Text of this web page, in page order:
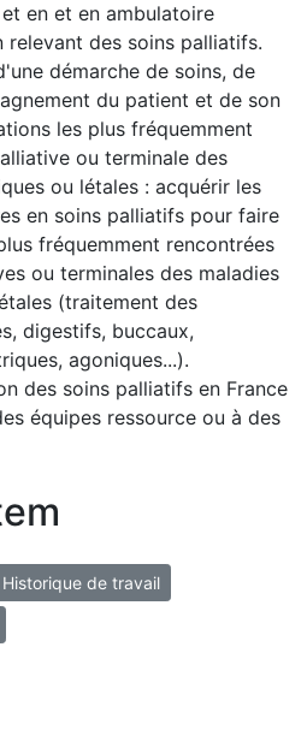
en et en ambulatoire
des soins palliatifs.
démarche de soins, de
du patient et de son
les plus fréquemment
ou terminale des
ou létales : acquérir les
en soins palliatifs pour faire
fréquemment rencontrées
ou terminales des maladies
(traitement des
digestifs, buccaux,
agoniques...).
des soins palliatifs en France
équipes ressource ou à des
de travail